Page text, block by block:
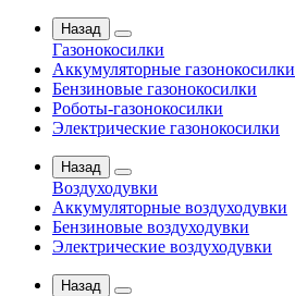
Назад
Газонокосилки
Аккумуляторные газонокосилки
Бензиновые газонокосилки
Роботы-газонокосилки
Электрические газонокосилки
Назад
Воздуходувки
Аккумуляторные воздуходувки
Бензиновые воздуходувки
Электрические воздуходувки
Назад